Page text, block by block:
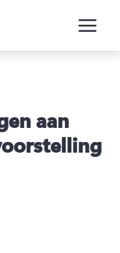
aan